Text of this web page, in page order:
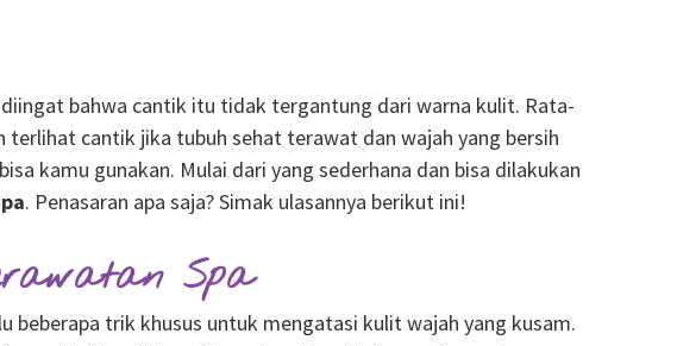
bahwa cantik itu tidak tergantung dari warna kulit. Rata-
cantik jika tubuh sehat terawat dan wajah yang bersih
kamu gunakan. Mulai dari yang sederhana dan bisa dilakukan
. Penasaran apa saja? Simak ulasannya berikut ini!
Spa
beberapa trik khusus untuk mengatasi kulit wajah yang kusam.